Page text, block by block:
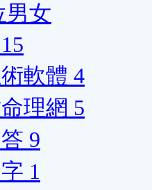
男女
15
軟體 4
理網 5
9
1